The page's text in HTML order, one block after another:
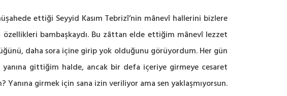
ettiği Seyyid Kasım Tebrizî’nin mânevî hallerini bizlere
özellikleri bambaşkaydı. Bu zâttan elde ettiğim mânevî lezzet
daha sora içine girip yok olduğunu görüyordum. Her gün
gittiğim halde, ancak bir defa içeriye girmeye cesaret
girmek için sana izin veriliyor ama sen yaklaşmıyorsun.